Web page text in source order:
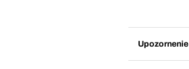
Upozornenie